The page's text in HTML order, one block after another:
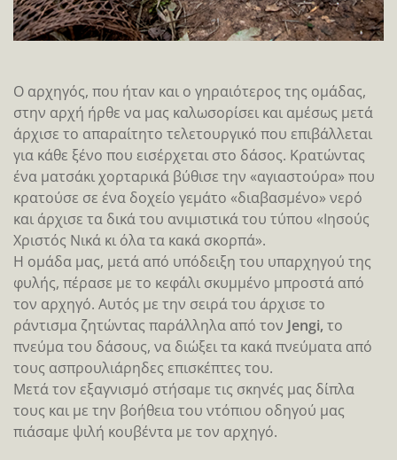
Ο αρχηγός, που ήταν και ο γηραιότερος της ομάδας,
στην αρχή ήρθε να μας καλωσορίσει και αμέσως μετά
άρχισε το απαραίτητο τελετουργικό που επιβάλλεται
για κάθε ξένο που εισέρχεται στο δάσος. Κρατώντας
ένα ματσάκι χορταρικά βύθισε την «αγιαστούρα» που
κρατούσε σε ένα δοχείο γεμάτο «διαβασμένο» νερό
και άρχισε τα δικά του ανιμιστικά του τύπου «Ιησούς
Χριστός Νικά κι όλα τα κακά σκορπά».
Η ομάδα μας, μετά από υπόδειξη του υπαρχηγού της
φυλής, πέρασε με το κεφάλι σκυμμένο μπροστά από
τον αρχηγό. Αυτός με την σειρά του άρχισε το
ράντισμα ζητώντας παράλληλα από τον Jengi, το
πνεύμα του δάσους, να διώξει τα κακά πνεύματα από
τους ασπρουλιάρηδες επισκέπτες του.
Μετά τον εξαγνισμό στήσαμε τις σκηνές μας δίπλα
τους και με την βοήθεια του ντόπιου οδηγού μας
πιάσαμε ψιλή κουβέντα με τον αρχηγό.